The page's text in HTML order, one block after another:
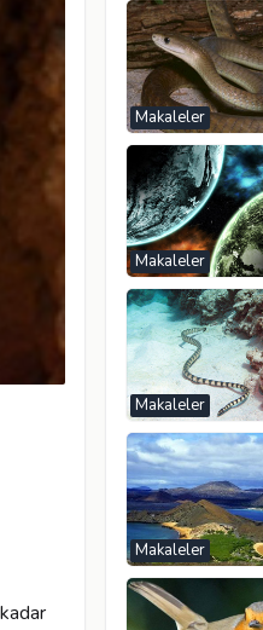
Makaleler
Makaleler
Makaleler
Makaleler